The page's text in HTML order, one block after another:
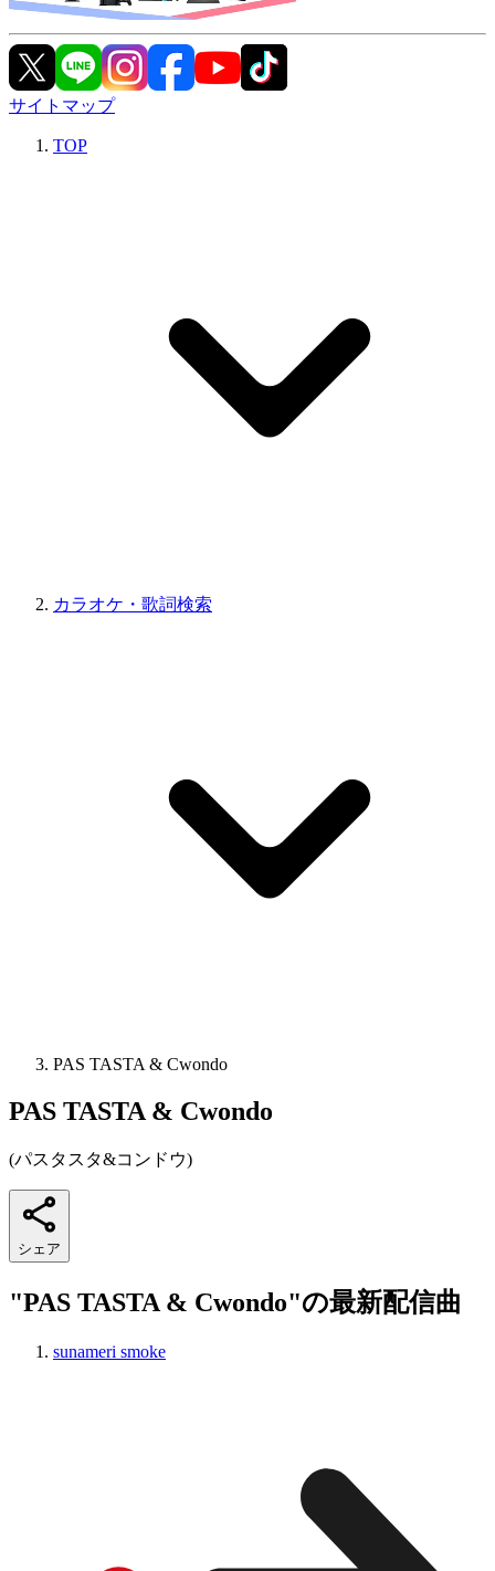
サイトマップ
TOP
カラオケ・歌詞検索
PAS TASTA & Cwondo
PAS TASTA & Cwondo
(パスタスタ&コンドウ)
シェア
"PAS TASTA & Cwondo"の最新配信曲
sunameri smoke